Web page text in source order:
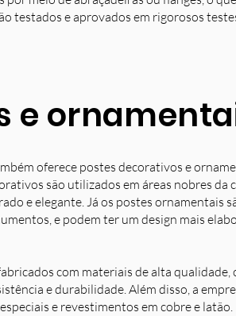
testados e aprovados em rigorosos
e
oferece postes decorativos e
são utilizados em áreas nobres da
e elegante. Já os postes ornamentais
e podem ter um design mais
com materiais de alta qualidade,
e durabilidade. Além disso, a
e revestimentos em cobre e latão.